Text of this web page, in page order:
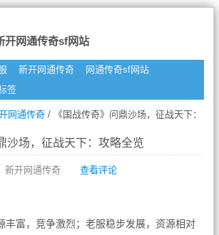
开网通传奇sf网站
新开网通传奇
网通传奇sf网站
签
网通传奇/ 《国战传奇》问鼎沙场，征战天下：
沙场，征战天下：攻略全览
新开网通传奇 查看评论
丰富，竞争激烈；老服稳步发展，资源相对